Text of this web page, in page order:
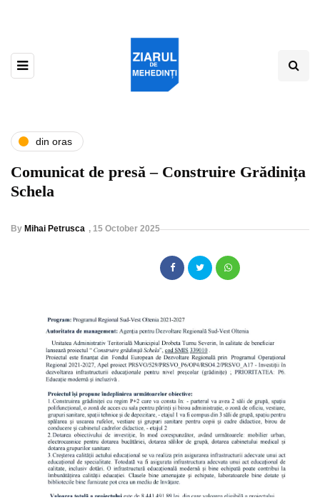
din oras
Comunicat de presă – Construire Grădinița
Schela
By Mihai Petrusca , 15 October 2025